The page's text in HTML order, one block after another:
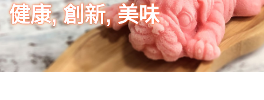
健康, 創新, 美味